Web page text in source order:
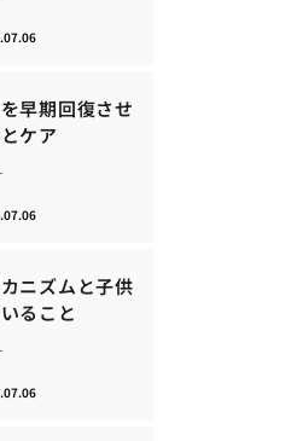
早期回復させ
ケア
ニズムと子供
ること